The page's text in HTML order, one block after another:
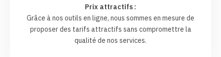
Prix attractifs :
Grâce à nos outils en ligne, nous sommes en mesure de
proposer des tarifs attractifs sans compromettre la
qualité de nos services.